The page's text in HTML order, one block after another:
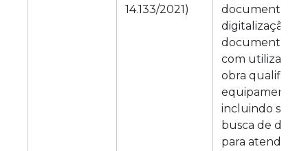
14.133/2021)
documental
digitalização de
documentos e
com utilização
obra
equipamentos
incluindo
busca de
para atender a